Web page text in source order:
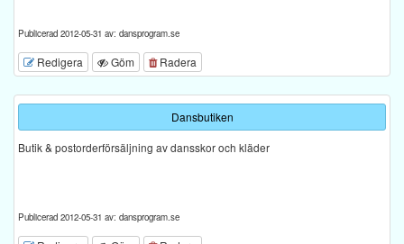
Publicerad 2012-05-31 av: dansprogram.se
Redigera Göm Radera
Dansbutiken
Butik & postorderförsäljning av dansskor och kläder
Publicerad 2012-05-31 av: dansprogram.se